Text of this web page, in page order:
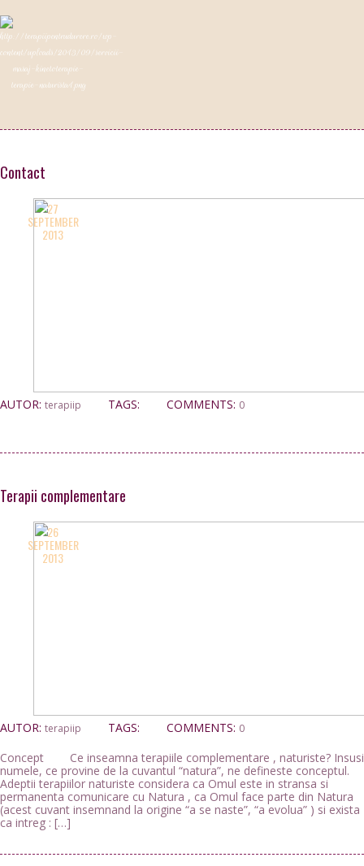
Contact
27
SEPTEMBER
2013
AUTOR: terapiip TAGS: COMMENTS: 0
Terapii complementare
26
SEPTEMBER
2013
AUTOR: terapiip TAGS: COMMENTS: 0
Concept Ce inseamna terapiile complementare , naturiste? Insusi
numele, ce provine de la cuvantul “natura”, ne defineste conceptul.
Adeptii terapiilor naturiste considera ca Omul este in stransa si
permanenta comunicare cu Natura , ca Omul face parte din Natura
(acest cuvant insemnand la origine “a se naste”, “a evolua” ) si exista
ca intreg : […]